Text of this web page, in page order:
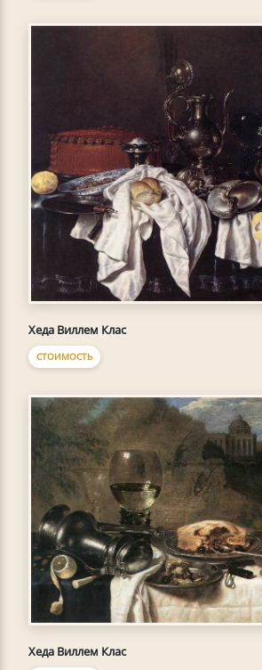
Хеда Виллем Клас
СТОИМОСТЬ
Хеда Виллем Клас